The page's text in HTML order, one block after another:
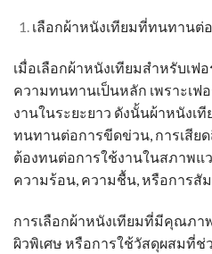
เลือกผ้าหนังเทียมที่ทนทานต่
เมื่อเลือกผ้าหนังเทียมสำหรับเฟ
ความทนทานเป็นหลัก เพราะเฟ
งานในระยะยาว ดังนั้นผ้าหนังเที
ทนทานต่อการขีดข่วน, การเสีย
ต้องทนต่อการใช้งานในสภาพแ
ความร้อน, ความชื้น, หรือการสั
การเลือกผ้าหนังเทียมที่มีคุณภาพ
ผิวพิเศษ หรือการใช้วัสดุผสมที่